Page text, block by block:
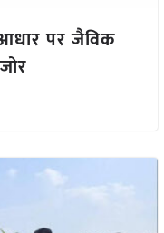
आधार पर जैविक